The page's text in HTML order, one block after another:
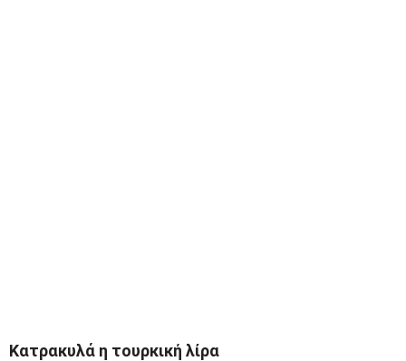
Κατρακυλά η τουρκική λίρα